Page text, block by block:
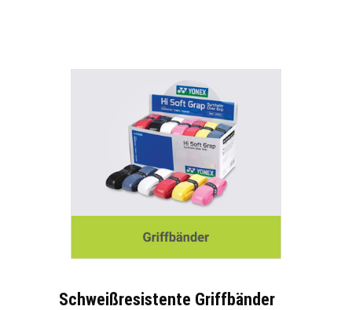
Schweißresistente Griffbänder